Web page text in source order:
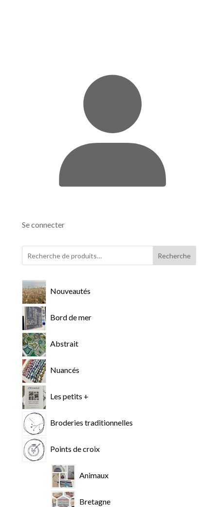
Se connecter
Recherche
Nouveautés
Bord de mer
Abstrait
Nuancés
Les petits +
Broderies traditionnelles
Points de croix
Animaux
Bretagne